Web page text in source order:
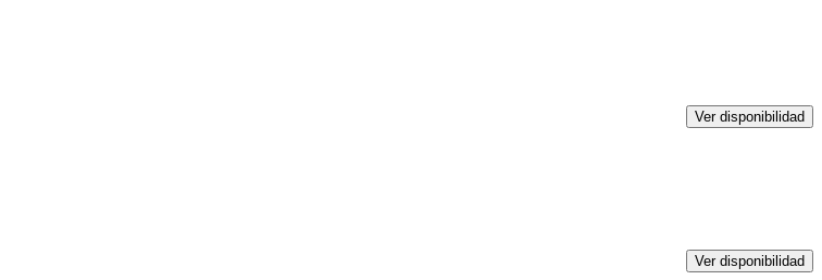
Ver disponibilidad
Ver disponibilidad